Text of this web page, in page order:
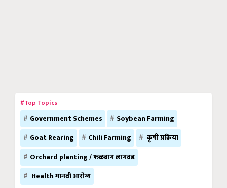
#Top Topics
Government Schemes
Soybean Farming
Goat Rearing
Chili Farming
कृषी प्रक्रिया
Orchard planting / फळबाग लागवड
Health मानवी आरोग्य